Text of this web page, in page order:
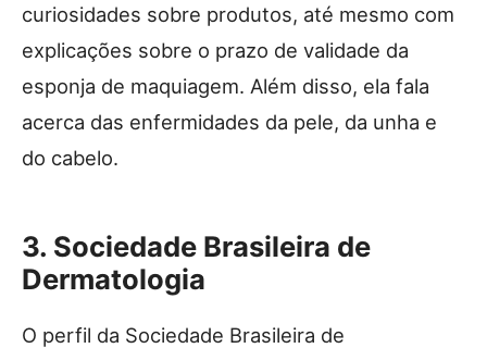
curiosidades sobre produtos, até mesmo com
explicações sobre o prazo de validade da
esponja de maquiagem. Além disso, ela fala
acerca das enfermidades da pele, da unha e
do cabelo.
3. Sociedade Brasileira de
Dermatologia
O perfil da Sociedade Brasileira de